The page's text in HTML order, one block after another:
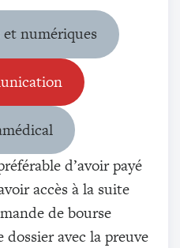
numériques
d’avoir payé
accès à la suite
de bourse
avec la preuve